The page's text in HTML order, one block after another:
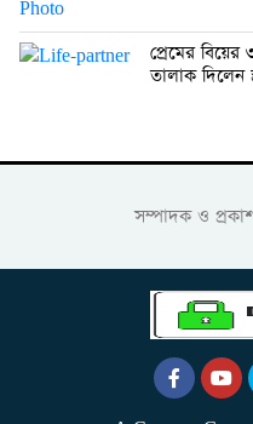
প্রেমের
তালাক দিলেন
সম্পাদক ও